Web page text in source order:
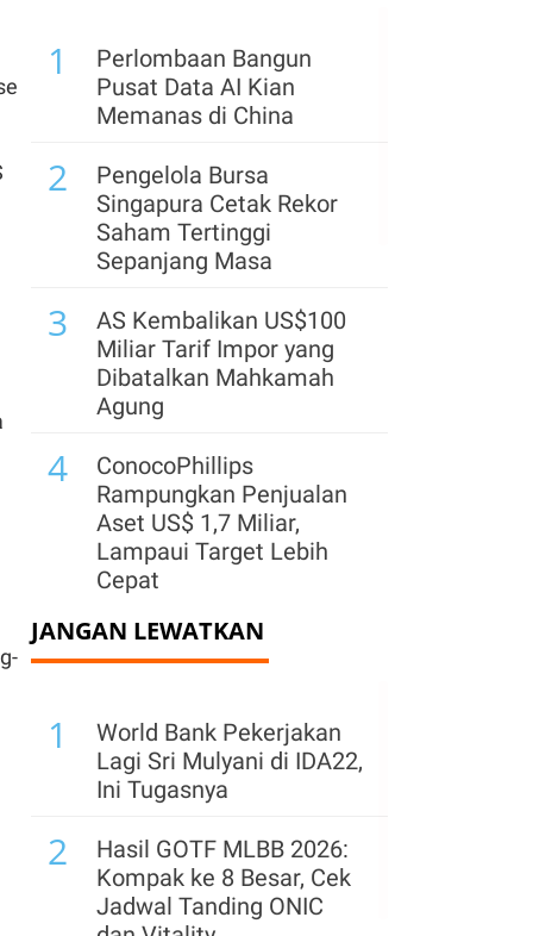
1
Perlombaan Bangun
Pusat Data AI Kian
Memanas di China
2
Pengelola Bursa
Singapura Cetak Rekor
Saham Tertinggi
Sepanjang Masa
3
AS Kembalikan US$100
Miliar Tarif Impor yang
Dibatalkan Mahkamah
Agung
4
ConocoPhillips
Rampungkan Penjualan
Aset US$ 1,7 Miliar,
Lampaui Target Lebih
Cepat
5
Pendapatan Warner Bros
Mengecewakan, Iklan
Office Melemah
Sinopec Borong Minyak
Rusia demi Jaga Operasi
Kilang di Tengah Krisis
Timur Tengah
Kongo Larang Ekspor
JANGAN LEWATKAN
1
World Bank Pekerjakan
Lagi Sri Mulyani di IDA22,
Ini Tugasnya
2
Hasil GOTF MLBB 2026:
Kompak ke 8 Besar, Cek
Jadwal Tanding ONIC